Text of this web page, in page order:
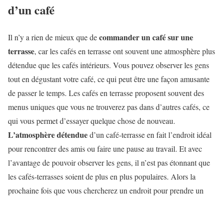
d’un café
Il n’y a rien de mieux que decommander un café sur une
terrasse, car les cafés en terrasse ont souvent une atmosphère plus
détendue que les cafés intérieurs. Vous pouvez observer les gens
tout en dégustant votre café, ce qui peut être une façon amusante
de passer le temps. Les cafés en terrasse proposent souvent des
menus uniques que vous ne trouverez pas dans d’autres cafés, ce
qui vous permet d’essayer quelque chose de nouveau.
L’atmosphère détendued’un café-terrasse en fait l’endroit idéal
pour rencontrer des amis ou faire une pause au travail. Et avec
l’avantage de pouvoir observer les gens, il n’est pas étonnant que
les cafés-terrasses soient de plus en plus populaires. Alors la
prochaine fois que vous chercherez un endroit pour prendre un